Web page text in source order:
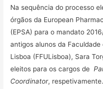
Na sequência do processo
órgãos da European
(EPSA) para o mandato
antigos alunos da
Lisboa (FFULisboa), Sara
eleitos para os cargos de
Coordinator, respetivamente.